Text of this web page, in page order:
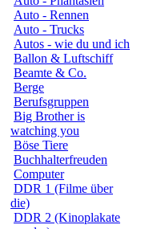
Auto - Rennen
Auto - Trucks
Autos - wie du und ich
Ballon & Luftschiff
Beamte & Co.
Berge
Berufsgruppen
Big Brother is
watching you
Böse Tiere
Buchhalterfreuden
Computer
DDR 1 (Filme über
die)
DDR 2 (Kinoplakate